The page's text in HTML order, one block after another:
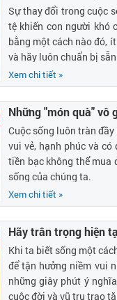
Sự thay đổi trong cuộc
tệ khiến con người khó
bằng một cách nào đó,
và hãy luôn chuẩn bị
Xem chi tiết »
Những "món quà" vô
Cuộc sống luôn tràn
vui vẻ, hạnh phúc và
tiền bạc không thể mua
sống của chúng ta.
Xem chi tiết »
Hãy trân trọng hiện
Khi ta biết sống một
để tận hưởng niềm vui
những giây phút ý
cuộc đời và vũ trụ trao